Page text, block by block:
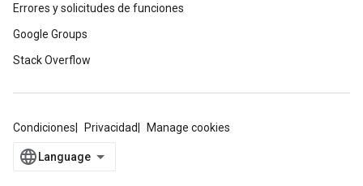
Errores y solicitudes de funciones
Google Groups
Stack Overflow
Condiciones Privacidad Manage cookies